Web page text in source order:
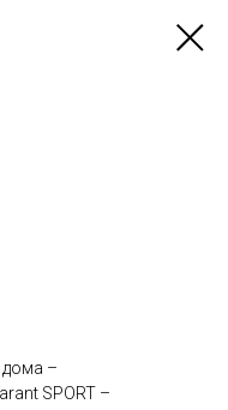
дома –
SPORT –